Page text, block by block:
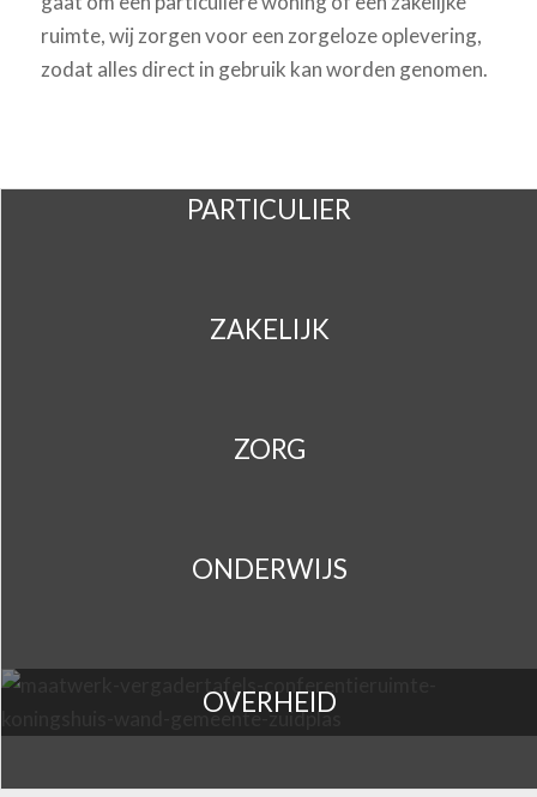
ruimte, wij zorgen voor een zorgeloze oplevering,
zodat alles direct in gebruik kan worden genomen.
PARTICULIER
ZAKELIJK
ZORG
ONDERWIJS
OVERHEID